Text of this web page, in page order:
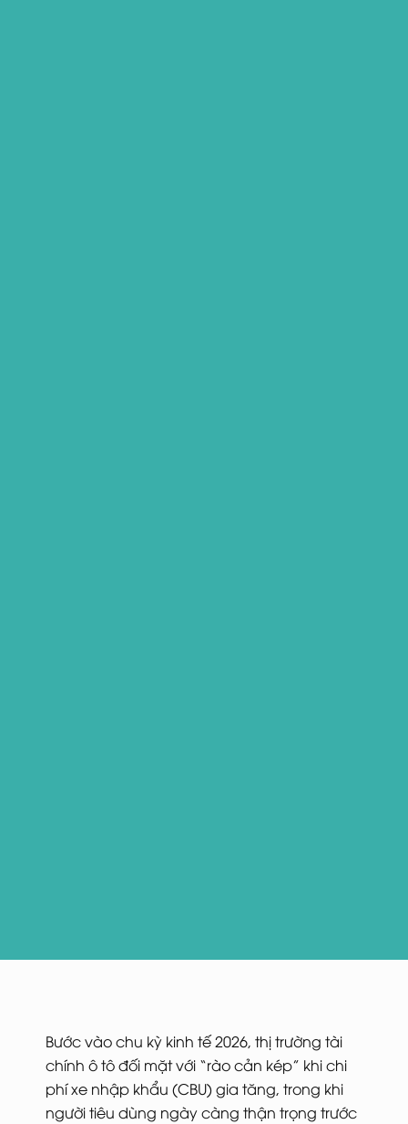
Bước vào chu kỳ kinh tế 2026, thị trường tài
chính ô tô đối mặt với “rào cản kép” khi chi
phí xe nhập khẩu (CBU) gia tăng, trong khi
người tiêu dùng ngày càng thận trọng trước